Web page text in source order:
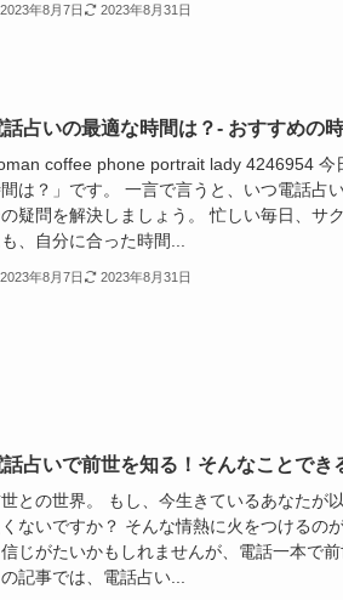
2023年8月7日 2023年8月31日
話占いの最適な時間は？- おすすめの
coffee phone portrait lady 4246954 今
は？」です。 一言で言うと、いつ電話占
疑問を解決しましょう。 忙しい毎日、サ
、自分に合った時間...
2023年8月7日 2023年8月31日
話占いで前世を知る！そんなことでき
との世界。 もし、今生きているあなたが
ないですか？ そんな情熱に火をつけるの
信じがたいかもしれませんが、電話一本で
記事では、電話占い...